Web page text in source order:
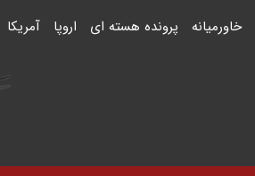
خاورمیانه پرونده هسته ای اروپا آمریکا